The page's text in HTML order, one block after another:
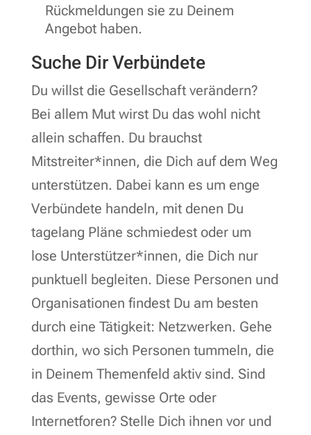
Rückmeldungen sie zu Deinem
Angebot haben.
Suche Dir Verbündete
Du willst die Gesellschaft verändern?
Bei allem Mut wirst Du das wohl nicht
allein schaffen. Du brauchst
Mitstreiter*innen, die Dich auf dem Weg
unterstützen. Dabei kann es um enge
Verbündete handeln, mit denen Du
tagelang Pläne schmiedest oder um
lose Unterstützer*innen, die Dich nur
punktuell begleiten. Diese Personen und
Organisationen findest Du am besten
durch eine Tätigkeit: Netzwerken. Gehe
dorthin, wo sich Personen tummeln, die
in Deinem Themenfeld aktiv sind. Sind
das Events, gewisse Orte oder
Internetforen? Stelle Dich ihnen vor und